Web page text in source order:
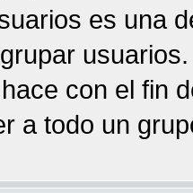
es una
con el fin
a todo un